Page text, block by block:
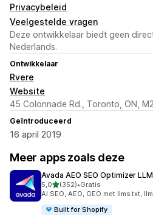
Privacybeleid
Veelgestelde vragen
Deze ontwikkelaar biedt geen
Nederlands.
Ontwikkelaar
Rvere
Website
45 Colonnade Rd., Toronto, ON,
Geïntroduceerd
16 april 2019
Meer apps zoals deze
Avada AEO SEO Optimizer
5,0van 5 sterren
(352)
352 recensies in totaal
•Gratis
AI SEO, AEO, GEO met llms.txt,
Built for Shopify